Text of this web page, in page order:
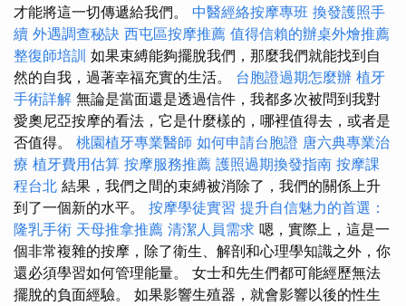
才能將這一切傳遞給我們。 中醫經絡按摩專班 換發護照手
續 外遇調查秘訣 西屯區按摩推薦 值得信賴的辦桌外燴推薦
整復師培訓 如果束縛能夠擺脫我們，那麼我們就能找到自
然的自我，過著幸福充實的生活。 台胞證過期怎麼辦 植牙
手術詳解 無論是當面還是透過信件，我都多次被問到我對
愛奧尼亞按摩的看法，它是什麼樣的，哪裡值得去，或者是
否值得。 桃園植牙專業醫師 如何申請台胞證 唐六典專業治
療 植牙費用估算 按摩服務推薦 護照過期換發指南 按摩課
程台北 結果，我們之間的束縛被消除了，我們的關係上升
到了一個新的水平。 按摩學徒實習 提升自信魅力的首選：
隆乳手術 天母推拿推薦 清潔人員需求 嗯，實際上，這是一
個非常複雜的按摩，除了衛生、解剖和心理學知識之外，你
還必須學習如何管理能量。 女士和先生們都可能經歷無法
擺脫的負面經驗。 如果影響生殖器，就會影響以後的性生